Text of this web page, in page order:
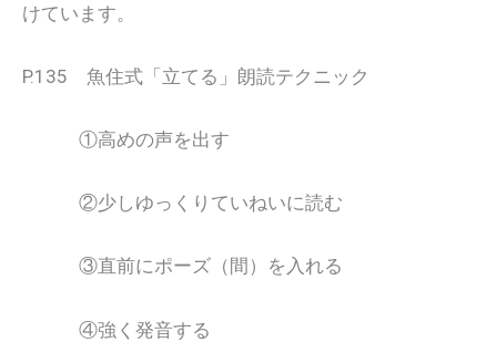
けています。
P.135 魚住式「立てる」朗読テクニック
①高めの声を出す
②少しゆっくりていねいに読む
③直前にポーズ（間）を入れる
④強く発音する